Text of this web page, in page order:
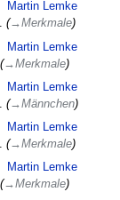
Martin Lemke
→Merkmale
Martin Lemke
→Merkmale
Martin Lemke
→Männchen
Martin Lemke
→Merkmale
Martin Lemke
→Merkmale